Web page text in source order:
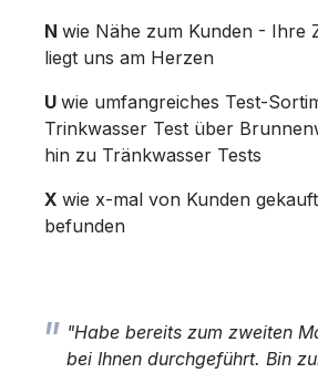
N wie Nähe zum Kunden - Ihre
liegt uns am Herzen
U wie umfangreiches Test-
Trinkwasser Test über
hin zu Tränkwasser Tests
X wie x-mal von Kunden
befunden
"Habe bereits zum zweiten
bei Ihnen durchgeführt. Bin